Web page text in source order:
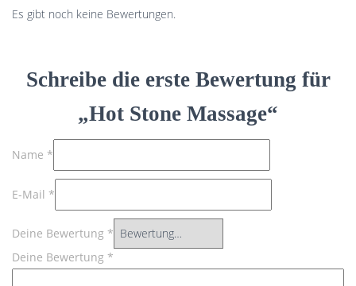
Es gibt noch keine Bewertungen.
Schreibe die erste Bewertung für
„Hot Stone Massage“
Name *
E-Mail *
Deine Bewertung *
Deine Bewertung *